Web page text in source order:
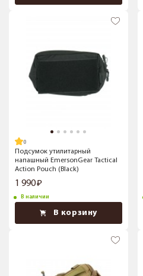
Подсумок утилитарный
напашный EmersonGear Tactical
Action Pouch (Black)
1 990
В наличии
В корзину